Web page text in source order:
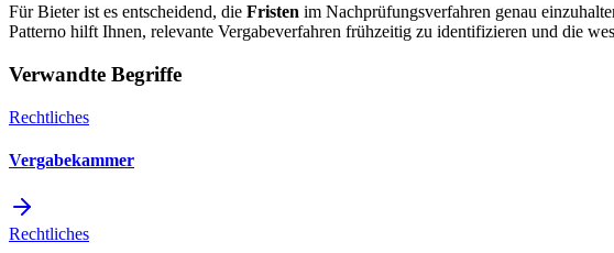
Für Bieter ist es entscheidend, die Fristen im Nachprüfungsverfahren genau
Patterno hilft Ihnen, relevante Vergabeverfahren frühzeitig zu identifizieren und die
Verwandte Begriffe
Rechtliches
Vergabekammer
Rechtliches